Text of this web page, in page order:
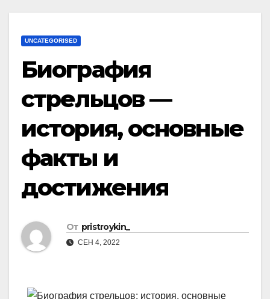
UNCATEGORISED
Биография
стрельцов —
история, основные
факты и
достижения
От pristroykin_
СЕН 4, 2022